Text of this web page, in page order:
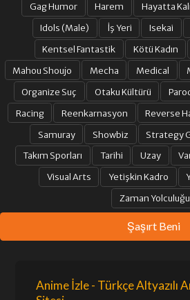
Gag Humor
Harem Hayatta
Idols (Male)
İş Yeri Isekai
Kentsel Fantastik
Kötü Kadın
Mahou Shoujo
Mecha Medical
Organize Suç
Otaku Kültürü
Racing
Reenkarnasyon Reverse
Samuray
Showbiz Strategy
Takım Sporları
Tarihi Uzay
Visual Arts
Yetişkin Kadro
Zaman Yolculuğu
Şaşırt Beni
Anime İzle - Türkçe Altyazılı